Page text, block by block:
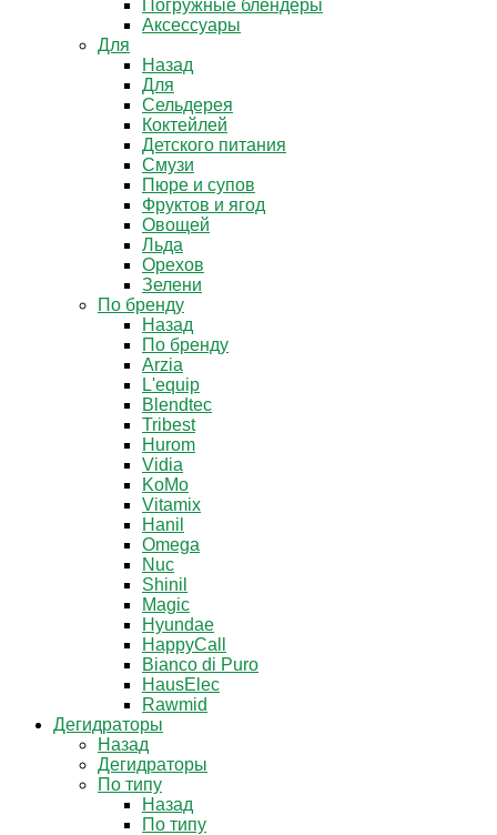
Погружные блендеры
Аксессуары
Для
Назад
Для
Сельдерея
Коктейлей
Детского питания
Смузи
Пюре и супов
Фруктов и ягод
Овощей
Льда
Орехов
Зелени
По бренду
Назад
По бренду
Arzia
L'equip
Blendtec
Tribest
Hurom
Vidia
KoMo
Vitamix
Hanil
Omega
Nuc
Shinil
Magic
Hyundae
HappyCall
Bianco di Puro
HausElec
Rawmid
Дегидраторы
Назад
Дегидраторы
По типу
Назад
По типу